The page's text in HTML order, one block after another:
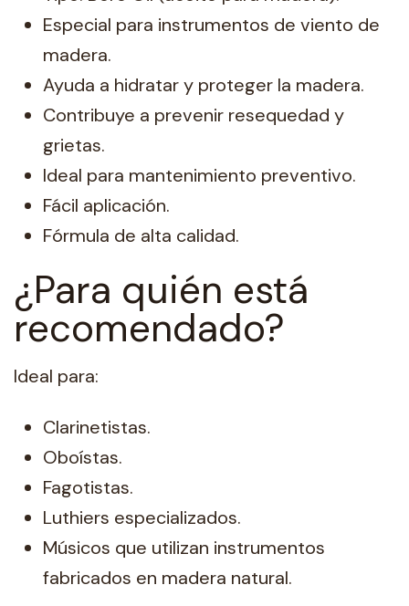
Especial para instrumentos de viento de
madera.
Ayuda a hidratar y proteger la madera.
Contribuye a prevenir resequedad y
grietas.
Ideal para mantenimiento preventivo.
Fácil aplicación.
Fórmula de alta calidad.
¿Para quién está
recomendado?
Ideal para:
Clarinetistas.
Oboístas.
Fagotistas.
Luthiers especializados.
Músicos que utilizan instrumentos
fabricados en madera natural.